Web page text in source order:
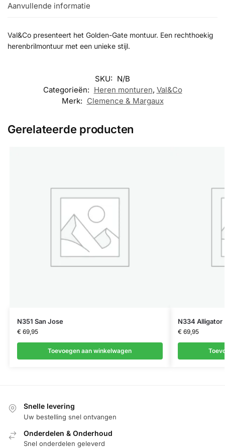
Aanvullende informatie
Val&Co presenteert het Golden-Gate montuur. Een rechthoekig
herenbrilmontuur met een unieke stijl.
SKU: N/B
Categorieën: Heren monturen, Val&Co
Merk: Clemence & Margaux
Gerelateerde producten
N351 San Jose
€69,95
Toevoegen aan winkelwagen
N334 Alligator
€69,95
Snelle levering
Uw bestelling snel ontvangen
Onderdelen & Onderhoud
Snel onderdelen geleverd